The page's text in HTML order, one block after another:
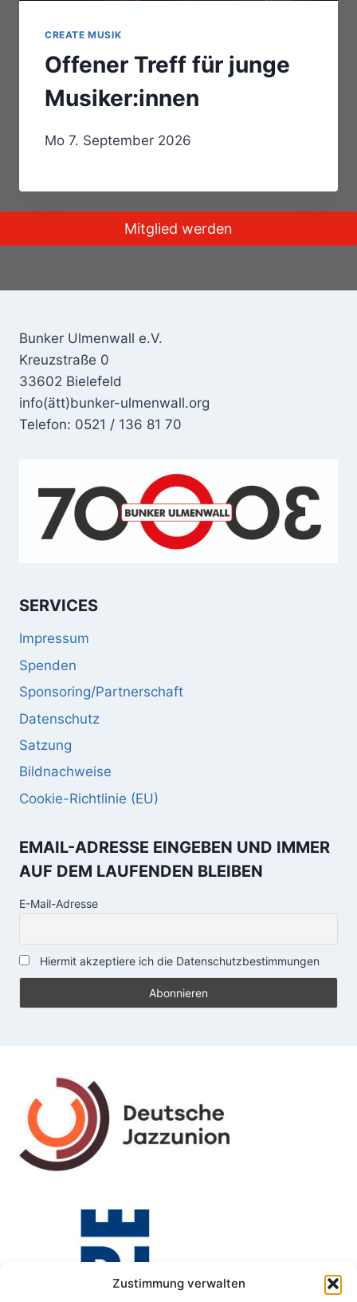
Zustimmung verwalten
CREATE MUSIK
Offener Treff für junge
Musiker:innen
Mo 7. September 2026
Mitglied werden
Bunker Ulmenwall e.V.
Kreuzstraße 0
33602 Bielefeld
info(ätt)bunker-ulmenwall.org
Telefon: 0521 / 136 81 70
SERVICES
Impressum
Spenden
Sponsoring/Partnerschaft
Datenschutz
Satzung
Bildnachweise
Cookie-Richtlinie (EU)
EMAIL-ADRESSE EINGEBEN UND IMMER
AUF DEM LAUFENDEN BLEIBEN
E-Mail-Adresse
Hiermit akzeptiere ich die Datenschutzbestimmungen